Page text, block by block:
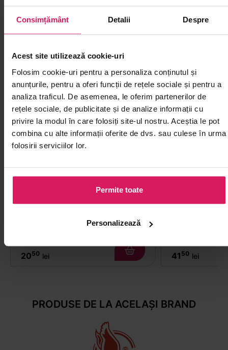
Consimțământ Detalii Despre
Acest site utilizează cookie-uri
Folosim cookie-uri pentru a personaliza conținutul și
anunțurile, pentru a oferi funcții de rețele sociale și pentru a
analiza traficul. De asemenea, le oferim partenerilor de
rețele sociale, de publicitate și de analize informații cu
privire la modul în care folosiți site-ul nostru. Aceștia le pot
combina cu alte informații oferite de dvs. sau culese în urma
folosirii serviciilor lor.
Permite toate
Personalizează
Îți mai recomandăm și alte produse din
Snack-uri și chipsuri
Alge prăjite cu aromă de Tom
O gustare crocantă, gata de consum
2050 lei
Chips creveți
Prăjește-le în
41 50 lei
PRODUSE DE LA ACELAȘI BRAND